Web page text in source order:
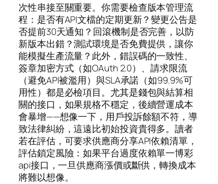
次性串接至關重要。你需要檢查版本管理流
程：是否有API文檔的定期更新？變更公告是
否提前30天通知？回滾機制是否完善，以防
新版本出錯？測試環境是否免費提供，讓你
能模擬生產流量？此外，錯誤碼的一致性、
簽章加密方式（如OAuth 2.0）、請求限流
（避免API被濫用）與SLA承諾（如99.9%可
用性）都是必檢項目。尤其是錢包與結算相
關的接口，如果規格不穩定，後續營運成本
會暴增——想像一下，用戶投訴餘額不符，導
致法律糾紛，這遠比初始投資貴得多。讀者
若在評估，可要求供應商分享API依賴清單，
評估鎖定風險：如果平台過度依賴單一博彩
api接口，一旦供應商漲價或斷供，轉換成本
將難以想像。